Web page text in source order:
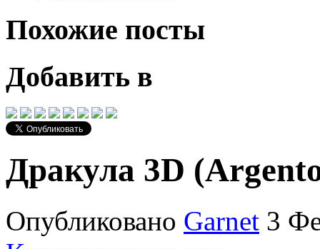
Похожие посты
Добавить в
Дракула 3D
Опубликовано Garnet 3